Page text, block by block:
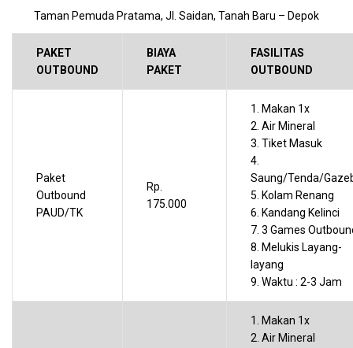
Taman Pemuda Pratama, Jl. Saidan, Tanah Baru – Depok
PAKET
OUTBOUND
BIAYA
PAKET
FASILITAS
OUTBOUND
Paket
Outbound
PAUD/TK
Rp.
175.000
1. Makan 1x
2. Air Mineral
3. Tiket Masuk
4.
Saung/Tenda/
5. Kolam Renang
6. Kandang Kelinci
7. 3 Games
8. Melukis Layang-
layang
9. Waktu : 2-3 Jam
1. Makan 1x
2. Air Mineral